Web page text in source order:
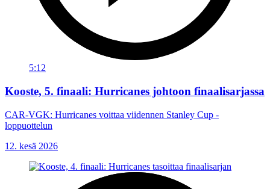
5:12
Kooste, 5. finaali: Hurricanes johtoon finaalisarjassa
CAR-VGK: Hurricanes voittaa viidennen Stanley Cup -
loppuottelun
12. kesä 2026